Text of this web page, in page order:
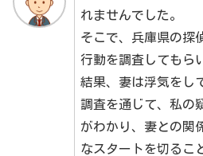
れませんでした。
そこで、兵庫県の探
行動を調査してもら
結果、妻は浮気をし
調査を通じて、私の
がわかり、妻との関
なスタートを切るこ